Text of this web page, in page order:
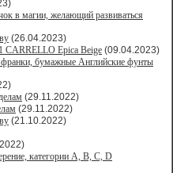
в магии, желающий развиваться
(26.04.2023)
CARRELLO Epica Beige (09.04.2023)
бумажные Английские фунты
(29.11.2022)
(29.11.2022)
(21.10.2022)
категории A, B, C, D